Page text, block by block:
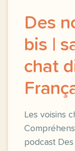
Des
bis |
chat
Les voisins
podcast Des